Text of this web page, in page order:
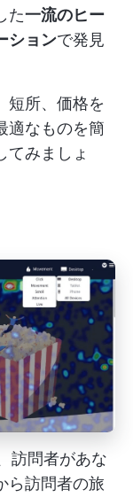
た一流のヒー
ションで発見
短所、価格を
適なものを簡
てみましょ
訪問者があな
ら訪問者の旅